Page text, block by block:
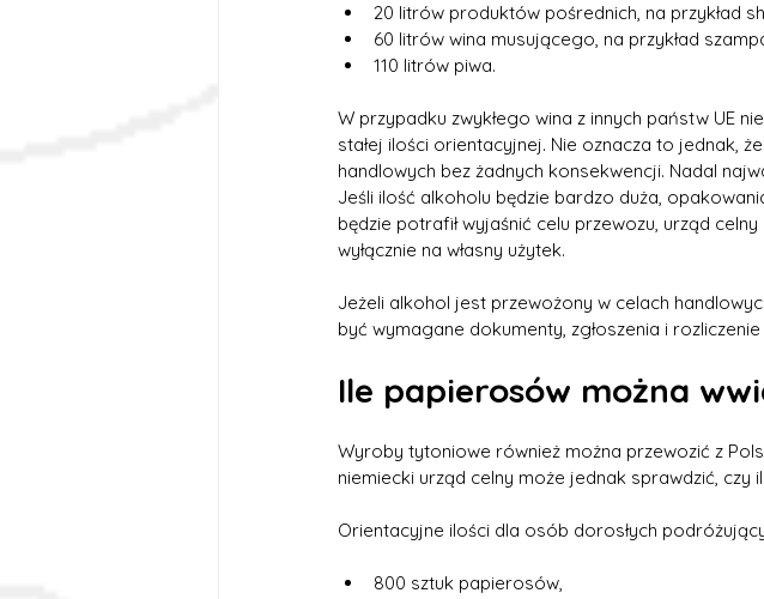
20 litrów produktów pośrednich, na przykład
60 litrów wina musującego, na przykład
110 litrów piwa.
W przypadku zwykłego wina z innych państw UE
stałej ilości orientacyjnej. Nie oznacza to jednak,
handlowych bez żadnych konsekwencji. Nadal
Jeśli ilość alkoholu będzie bardzo duża,
będzie potrafił wyjaśnić celu przewozu, urząd
wyłącznie na własny użytek.
Jeżeli alkohol jest przewożony w celach
być wymagane dokumenty, zgłoszenia i
Ile papierosów można
Wyroby tytoniowe również można przewozić z
niemiecki urząd celny może jednak sprawdzić,
Orientacyjne ilości dla osób dorosłych
800 sztuk papierosów,